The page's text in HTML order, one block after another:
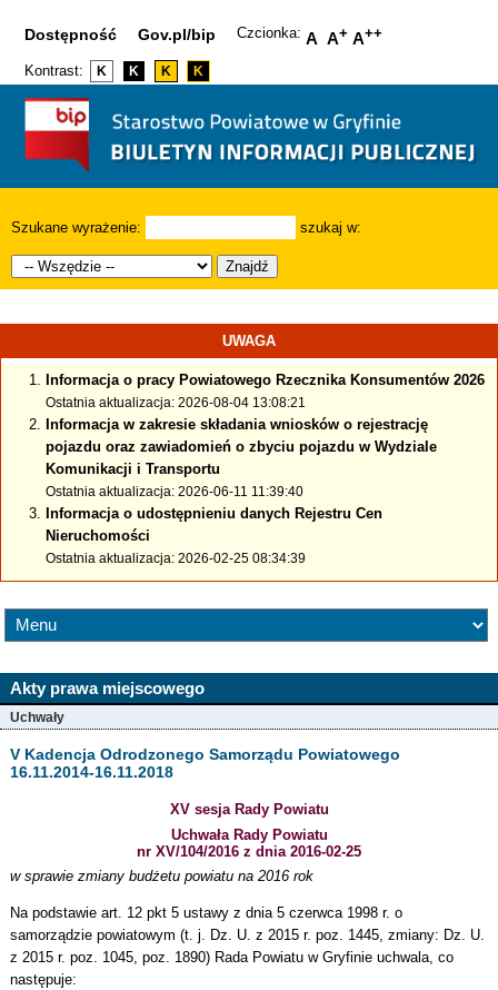
Dostępność Gov.pl/bip Czcionka: A A+ A++
Kontrast: K K K K
Szukane wyrażenie: szukaj w:
Znajdź
UWAGA
Informacja o pracy Powiatowego Rzecznika Konsumentów 2026
Ostatnia aktualizacja: 2026-08-04 13:08:21
Informacja w zakresie składania wniosków o rejestrację
pojazdu oraz zawiadomień o zbyciu pojazdu w Wydziale
Komunikacji i Transportu
Ostatnia aktualizacja: 2026-06-11 11:39:40
Informacja o udostępnieniu danych Rejestru Cen
Nieruchomości
Ostatnia aktualizacja: 2026-02-25 08:34:39
Akty prawa miejscowego
Uchwały
V Kadencja Odrodzonego Samorządu Powiatowego
16.11.2014-16.11.2018
XV sesja Rady Powiatu
Uchwała Rady Powiatu
nr XV/104/2016 z dnia 2016-02-25
w sprawie zmiany budżetu powiatu na 2016 rok
Na podstawie art. 12 pkt 5 ustawy z dnia 5 czerwca 1998 r. o
samorządzie powiatowym (t. j. Dz. U. z 2015 r. poz. 1445, zmiany: Dz. U.
z 2015 r. poz. 1045, poz. 1890) Rada Powiatu w Gryfinie uchwala, co
następuje: